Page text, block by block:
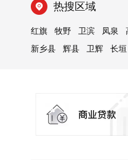
热搜区域
红旗 牧野 卫滨 凤泉
新乡县
辉县 卫辉 长垣